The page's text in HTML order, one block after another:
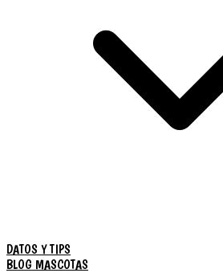
DATOS Y TIPS
BLOG MASCOTAS